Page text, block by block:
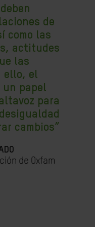
de
como las
actitudes
las
ello, el
un papel
para
cambios”
de Oxfam